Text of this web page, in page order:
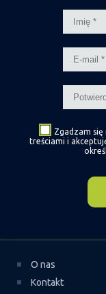
Zgadzam
treściami i
O nas
Kontakt